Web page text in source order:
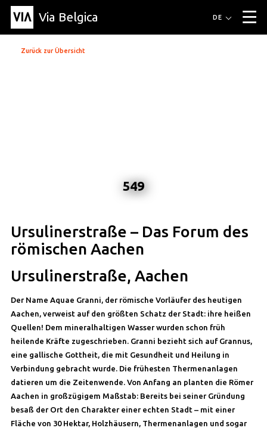
Via Belgica ▼
DE
Zurück zur Übersicht
549
Ursulinerstraße – Das Forum des
römischen Aachen
Ursulinerstraße, Aachen
Der Name Aquae Granni, der römische Vorläufer des heutigen
Aachen, verweist auf den größten Schatz der Stadt: ihre heißen
Quellen! Dem mineralhaltigen Wasser wurden schon früh
heilende Kräfte zugeschrieben. Granni bezieht sich auf Grannus,
eine gallische Gottheit, die mit Gesundheit und Heilung in
Verbindung gebracht wurde. Die frühesten Thermenanlagen
datieren um die Zeitenwende. Von Anfang an planten die Römer
Aachen in großzügigem Maßstab: Bereits bei seiner Gründung
besaß der Ort den Charakter einer echten Stadt – mit einer
Fläche von 30 Hektar, Holzhäusern, Thermenanlagen und sogar